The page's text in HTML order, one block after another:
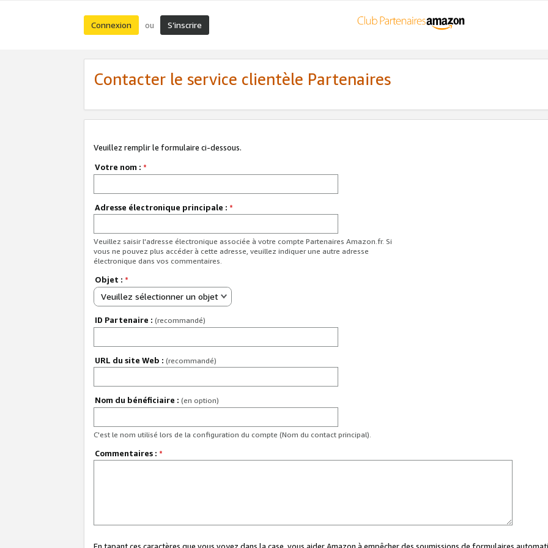
Connexion ou S’inscrire
Contacter le service clientèle Partenaires
Veuillez remplir le formulaire ci-dessous.
Votre nom : *
Adresse électronique principale : *
Veuillez saisir l'adresse électronique associée à votre compte Partenaires Amazon.fr. Si
vous ne pouvez plus accéder à cette adresse, veuillez indiquer une autre adresse
électronique dans vos commentaires.
Objet : *
Veuillez sélectionner un objet
ID Partenaire : (recommandé)
URL du site Web : (recommandé)
Nom du bénéficiaire : (en option)
C'est le nom utilisé lors de la configuration du compte (Nom du contact principal).
Commentaires : *